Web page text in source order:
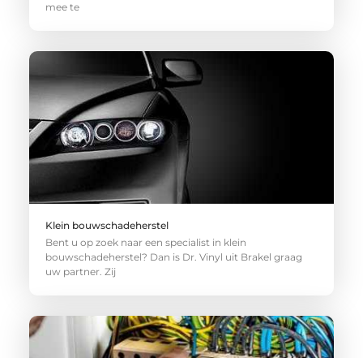
mee te
Klein bouwschadeherstel
Bent u op zoek naar een specialist in klein
bouwschadeherstel? Dan is Dr. Vinyl uit Brakel graag
uw partner. Zij